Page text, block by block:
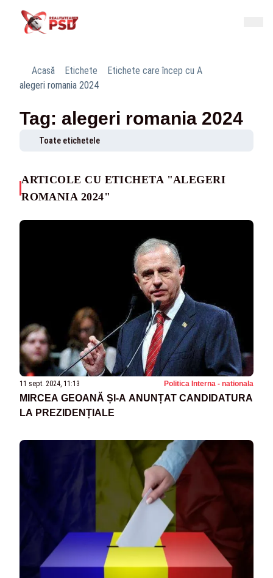
Acasă Etichete
Etichete care încep cu A
alegeri romania 2024
Tag: alegeri romania 2024
Toate etichetele
ARTICOLE CU ETICHETA "ALEGERI
ROMANIA 2024"
11 sept. 2024, 11:13 Politica Interna - nationala
MIRCEA GEOANĂ ȘI-A ANUNȚAT CANDIDATURA
LA PREZIDENȚIALE